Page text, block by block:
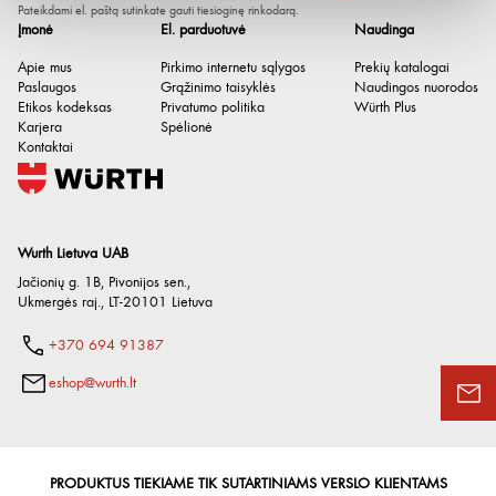
Wurth Lietuva UAB
Jačionių g. 1B, Pivonijos sen.,
Ukmergės raj., LT-20101 Lietuva
+370 694 91387
eshop@wurth.lt
Įmonė
Apie mus
Paslaugos
Etikos kodeksas
Karjera
Kontaktai
El. parduotuvė
Pirkimo internetu sąlygos
Grąžinimo taisyklės
Privatumo politika
Spėlionė
Naudinga
Prekių katalogai
Naudingos nuorodos
Würth Plus
Pateikdami el. paštą sutinkate gauti tiesioginę rinkodarą.
PRODUKTUS TIEKIAME TIK SUTARTINIAMS VERSLO KLIENTAMS